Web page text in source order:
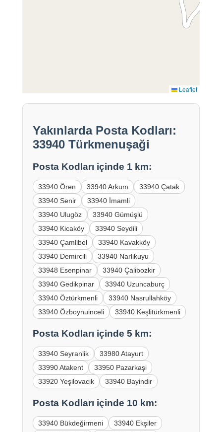
Leaflet
Yakınlarda Posta Kodları:
33940 Türkmenuşaği
Posta Kodları içinde 1 km:
33940 Ören 33940 Arkum
33940 Çatak
33940 Senir
33940 İmamli
33940 Ulugöz
33940 Gümüşlü
33940 Kicaköy
33940 Seydili
33940 Çamlibel
33940 Kavakköy
33940 Demircili
33940 Narlikuyu
33948 Esenpinar
33940 Çalibozkir
33940 Gedikpinar
33940 Uzuncaburç
33940 Öztürkmenli
33940 Nasrullahköy
33940 Özboynuinceli
33940 Keşlitürkmenli
Posta Kodları içinde 5 km:
33940 Seyranlik
33980 Atayurt
33990 Atakent
33950 Pazarkaşi
33920 Yeşilovacik
33940 Bayindir
Posta Kodları içinde 10 km:
33940 Bükdeğirmeni
33940 Ekşiler